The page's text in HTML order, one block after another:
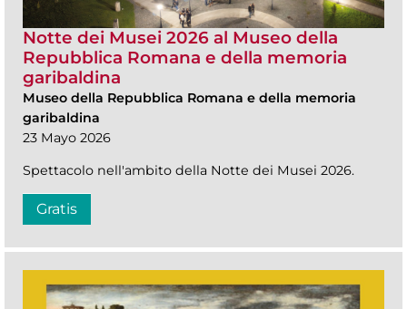
Notte dei Musei 2026 al Museo della
Repubblica Romana e della memoria
garibaldina
Museo della Repubblica Romana e della memoria
garibaldina
23 Mayo 2026
Spettacolo nell'ambito della Notte dei Musei 2026.
Gratis